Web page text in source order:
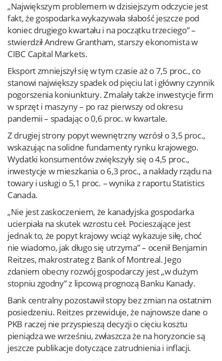
„Największym problemem w dzisiejszym odczycie jest
fakt, że gospodarka wykazywała słabość jeszcze pod
koniec drugiego kwartału i na początku trzeciego” –
stwierdził Andrew Grantham, starszy ekonomista w
CIBC Capital Markets.
Eksport zmniejszył się w tym czasie aż o 7,5 proc., co
stanowi największy spadek od pięciu lat i główny czynnik
pogorszenia koniunktury. Zmalały także inwestycje firm
w sprzęt i maszyny – po raz pierwszy od okresu
pandemii – spadając o 0,6 proc. w kwartale.
Z drugiej strony popyt wewnętrzny wzrósł o 3,5 proc.,
wskazując na solidne fundamenty rynku krajowego.
Wydatki konsumentów zwiększyły się o 4,5 proc.,
inwestycje w mieszkania o 6,3 proc., a nakłady rządu na
towary i usługi o 5,1 proc. – wynika z raportu Statistics
Canada.
„Nie jest zaskoczeniem, że kanadyjska gospodarka
ucierpiała na skutek wzrostu ceł. Pocieszające jest
jednak to, że popyt krajowy wciąż wykazuje siłę, choć
nie wiadomo, jak długo się utrzyma” – ocenił Benjamin
Reitzes, makrostrateg z Bank of Montreal. Jego
zdaniem obecny rozwój gospodarczy jest „w dużym
stopniu zgodny” z lipcową prognozą Banku Kanady.
Bank centralny pozostawił stopy bez zmian na ostatnim
posiedzeniu. Reitzes przewiduje, że najnowsze dane o
PKB raczej nie przyspieszą decyzji o cięciu kosztu
pieniądza we wrześniu, zwłaszcza że na horyzoncie są
jeszcze publikacje dotyczące zatrudnienia i inflacji.